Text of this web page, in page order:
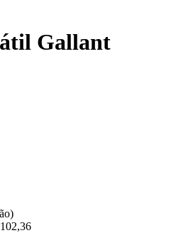
Gallant
102,36